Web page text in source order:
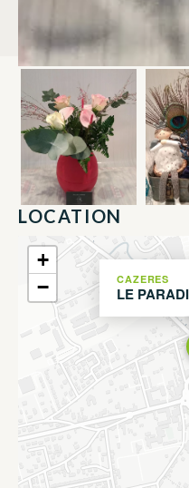
LOCATION
CAZERES
LE
+
−